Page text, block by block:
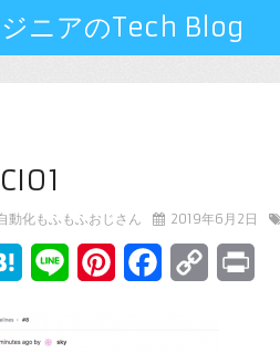
ニアのTech Blog
動化もふもふおじさん 2019年6月2日
HatenaLine PinterestFacebook
Copy